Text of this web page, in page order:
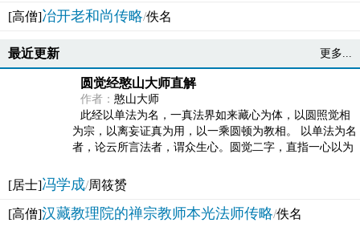
[高僧]冶开老和尚传略/佚名
最近更新 更多...
圆觉经憨山大师直解
作者： 憨山大师
此经以单法为名，一真法界如来藏心为体，以圆照觉相
为宗，以离妄证真为用，以一乘圆顿为教相。 以单法为名
者，论云所言法者，谓众生心。圆觉二字，直指一心以为
[居士]冯学成/周筱赟
[高僧]汉藏教理院的禅宗教师本光法师传略/佚名